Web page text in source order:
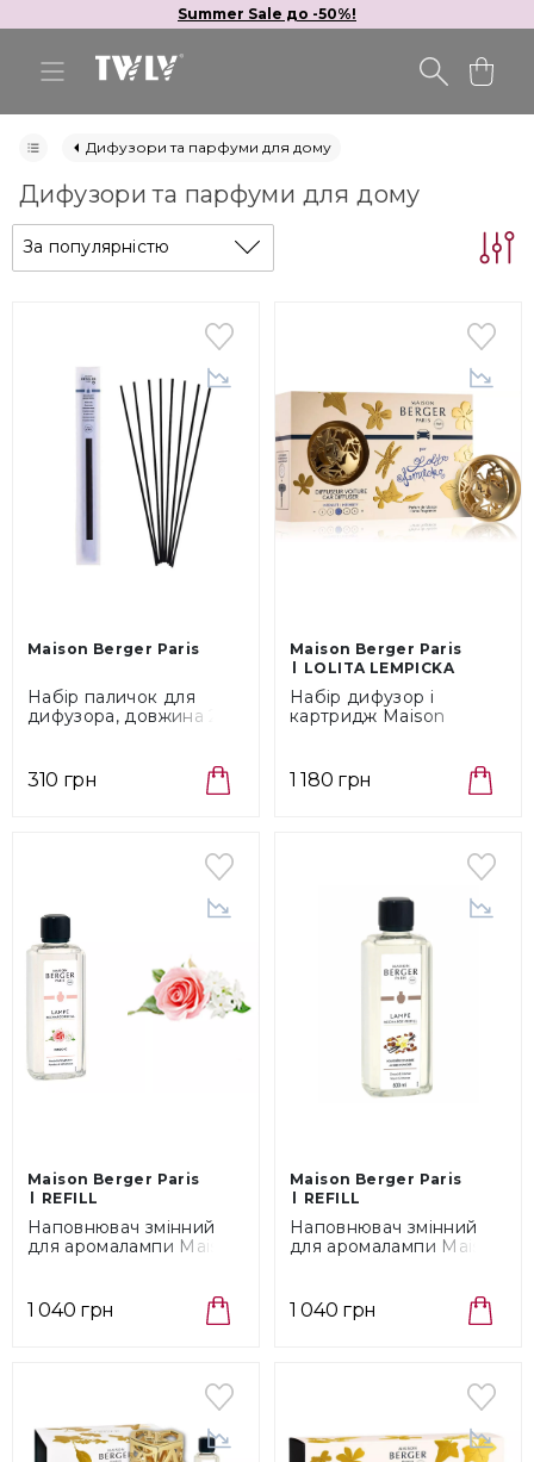
Summer Sale до -50%!
Дифузори та парфуми для дому
Дифузори та парфуми для дому
За популярністю
Maison Berger Paris
Набір паличок для
дифузора, довжина 24
310 грн
Maison Berger Paris
LOLITA LEMPICKA
Набір дифузор і
картридж Maison
(6440)
1 180 грн
Maison Berger Paris
REFILL
Наповнювач змінний
для аромалампи Maison
1 040 грн
Maison Berger Paris
REFILL
Наповнювач змінний
для аромалампи Maison
(115022)
1 040 грн